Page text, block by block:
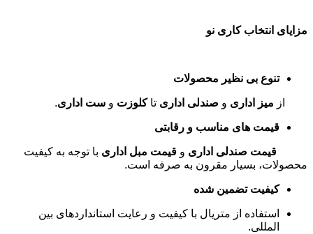
مزایای انتخاب کاری نو
تنوع بی نظیر محصولات
از میز اداری و صندلی اداری تاکلوزت و ست اداری.
قیمت های مناسب و رقابتی
قیمت صندلی اداری و قیمت مبل اداری با توجه به کیفیت
محصولات، بسیار مقرون به صرفه است.
کیفیت تضمین شده
استفاده از متریال با کیفیت و رعایت استانداردهای بین
المللی.